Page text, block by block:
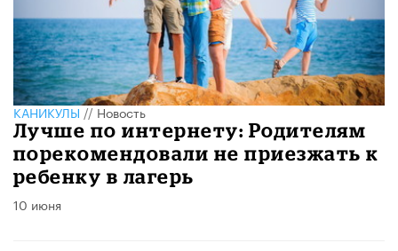
КАНИКУЛЫ//Новость
Лучше по интернету: Родителям
порекомендовали не приезжать к
ребенку в лагерь
10 июня